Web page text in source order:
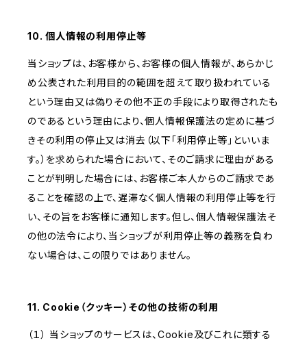
10. 個人情報の利用停止等
当ショップは、お客様から、お客様の個人情報が、あらかじ
め公表された利用目的の範囲を超えて取り扱われている
という理由又は偽りその他不正の手段により取得されたも
のであるという理由により、個人情報保護法の定めに基づ
きその利用の停止又は消去（以下「利用停止等」といいま
す。）を求められた場合において、そのご請求に理由がある
ことが判明した場合には、お客様ご本人からのご請求であ
ることを確認の上で、遅滞なく個人情報の利用停止等を行
い、その旨をお客様に通知します。但し、個人情報保護法そ
の他の法令により、当ショップが利用停止等の義務を負わ
ない場合は、この限りではありません。
11. Cookie（クッキー）その他の技術の利用
（１） 当ショップのサービスは、Cookie及びこれに類する